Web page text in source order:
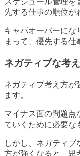
先する仕事の順位が
キャパオーバーにな
まって、優先する仕
ネガティブな考
ネガティブ考え方が
ます。
マイナス面の問題点
ていくために必要な
しかし、ネガティブ
方が強くなると、思